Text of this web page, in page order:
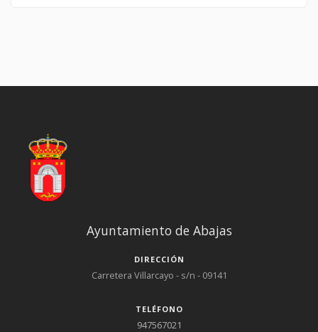
Ayuntamiento de Abajas
DIRECCIÓN
Carretera Villarcayo - s/n - 09141
TELÉFONO
947567021